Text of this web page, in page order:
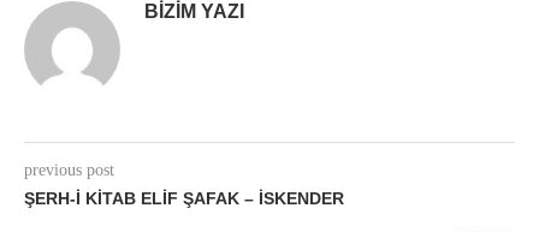
BIZIM YAZI
previous post
ŞERH-I KITAB ELİF ŞAFAK – İSKENDER